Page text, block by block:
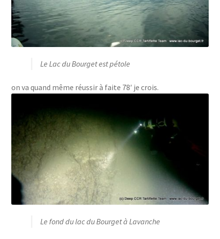
Le Lac du Bourget est pétole
on va quand même réussir à faite 78′ je crois.
Le fond du lac du Bourget à Lavanche